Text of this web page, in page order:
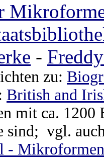
-
zu:
British and
mit ca.
sind; vgl.
-